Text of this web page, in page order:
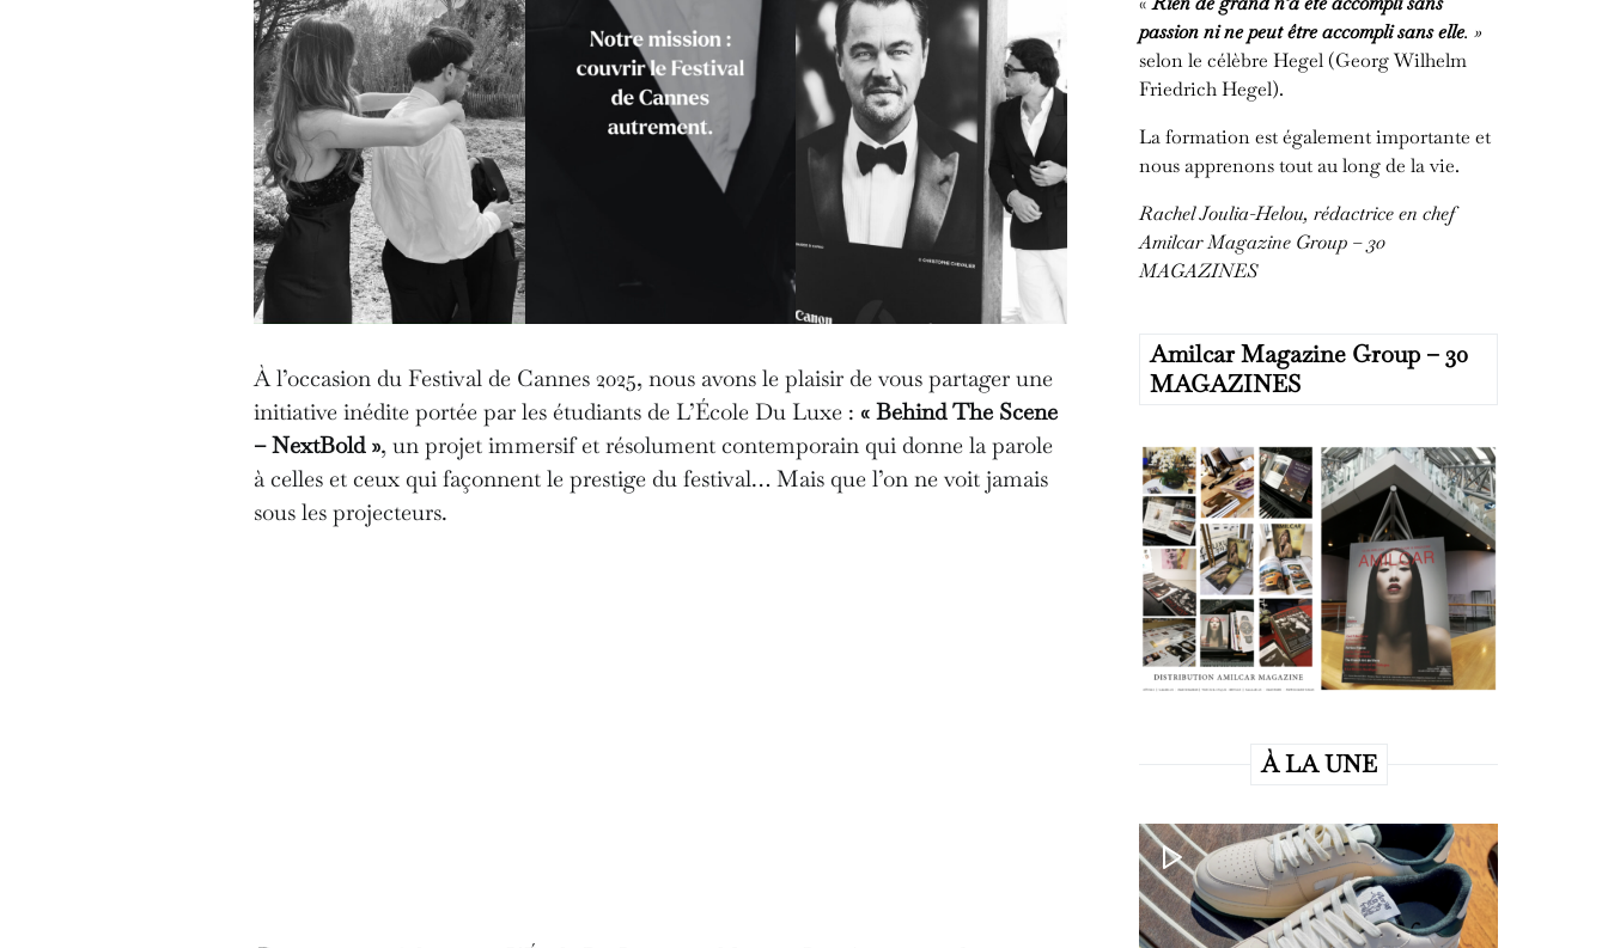
À l’occasion du Festival de Cannes 2025, nous avons le plaisir de vous partager une
initiative inédite portée par les étudiants de L’École Du Luxe : « Behind The Scene
– NextBold », un projet immersif et résolument contemporain qui donne la parole
à celles et ceux qui façonnent le prestige du festival… Mais que l’on ne voit jamais
sous les projecteurs.
passion ni ne peut être accompli sans elle. »
selon le célèbre Hegel (Georg Wilhelm
Friedrich Hegel).
La formation est également importante et
nous apprenons tout au long de la vie.
Rachel Joulia-Helou, rédactrice en chef
Amilcar Magazine Group – 30
MAGAZINES
Amilcar Magazine Group – 30
MAGAZINES
À LA UNE